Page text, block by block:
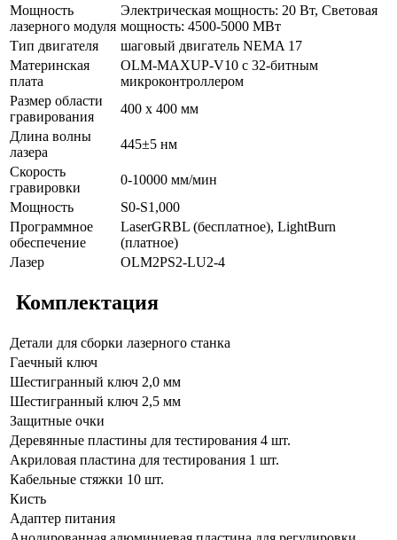
Мощность
лазерного модуля
Электрическая мощность: 20 Вт, Световая
мощность: 4500-5000 МВт
Тип двигателя
шаговый двигатель NEMA 17
Материнская
плата
OLM-MAXUP-V10 с 32-битным
микроконтроллером
Размер области
гравирования
400 х 400 мм
Длина волны
лазера
445±5 нм
Скорость
гравировки
0-10000 мм/мин
Мощность
S0-S1,000
Программное
обеспечение
LaserGRBL (бесплатное), LightBurn
(платное)
Лазер
OLM2PS2-LU2-4
Комплектация
Детали для сборки лазерного станка
Гаечный ключ
Шестигранный ключ 2,0 мм
Шестигранный ключ 2,5 мм
Защитные очки
Деревянные пластины для тестирования 4 шт.
Акриловая пластина для тестирования 1 шт.
Кабельные стяжки 10 шт.
Кисть
Адаптер питания